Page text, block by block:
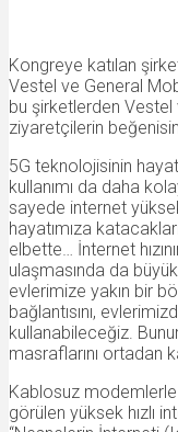
Kongreye katılan
Vestel ve General
bu şirketlerden Vestel
ziyaretçilerin
5G teknolojisinin
kullanımı da daha
sayede internet
hayatımıza
elbette… İnternet
ulaşmasında da
evlerimize yakın bir
bağlantısını,
kullanabileceğiz.
masraflarını ortadan
Kablosuz modemlerle
görülen yüksek hızlı